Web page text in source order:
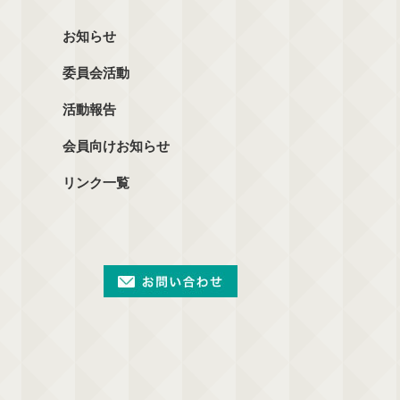
お知らせ
委員会活動
活動報告
会員向けお知らせ
リンク一覧